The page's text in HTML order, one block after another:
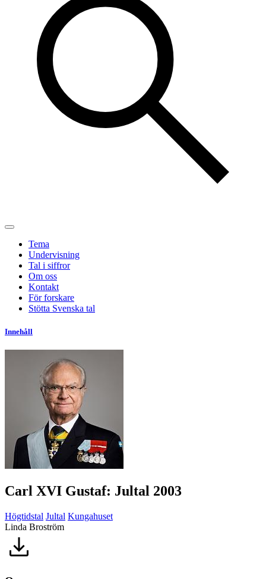
Tema
Undervisning
Tal i siffror
Om oss
Kontakt
För forskare
Stötta Svenska tal
Innehåll
Carl XVI Gustaf: Jultal 2003
Högtidstal Jultal Kungahuset
Linda Broström